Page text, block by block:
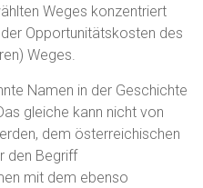
Weges konzentriert
Opportunitätskosten des
Weges.
Namen in der Geschichte
gleiche kann nicht von
dem österreichischen
den Begriff
mit dem ebenso